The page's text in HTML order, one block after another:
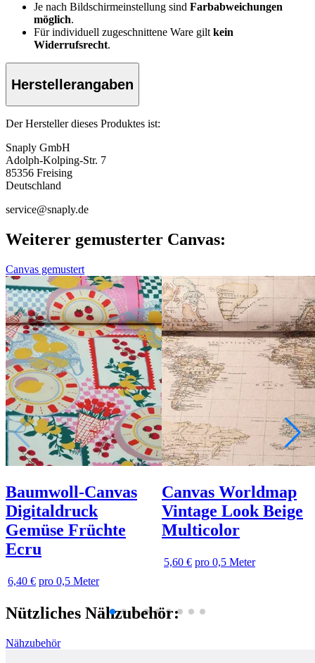
Je nach Bildschirmeinstellung sind Farbabweichungen
möglich.
Für individuell zugeschnittene Ware gilt kein
Widerrufsrecht.
Herstellerangaben
Der Hersteller dieses Produktes ist:
Snaply GmbH
Adolph-Kolping-Str. 7
85356 Freising
Deutschland
service@snaply.de
Weiterer gemusterter Canvas:
Canvas gemustert
Baumwoll-Canvas
Digitaldruck
Gemüse Früchte
Ecru
6,40 € pro 0,5 Meter
Canvas Worldmap
Vintage Look Beige
Multicolor
5,60 € pro 0,5 Meter
Nützliches Nähzubehör:
Nähzubehör